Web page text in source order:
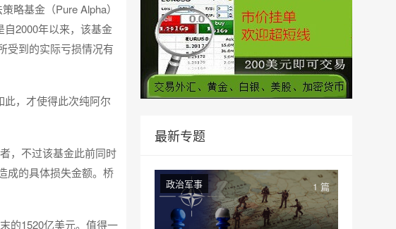
略基金（Pure Alpha）
自2000年以来，该基金
受到的实际亏损情况有
，才使得此次纯阿尔
，不过该基金此前同时
成的具体损失金额。桥
的1520亿美元。值得一
最新专题
政治军事 1 篇